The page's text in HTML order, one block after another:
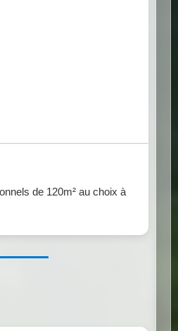
de 120m² au choix à